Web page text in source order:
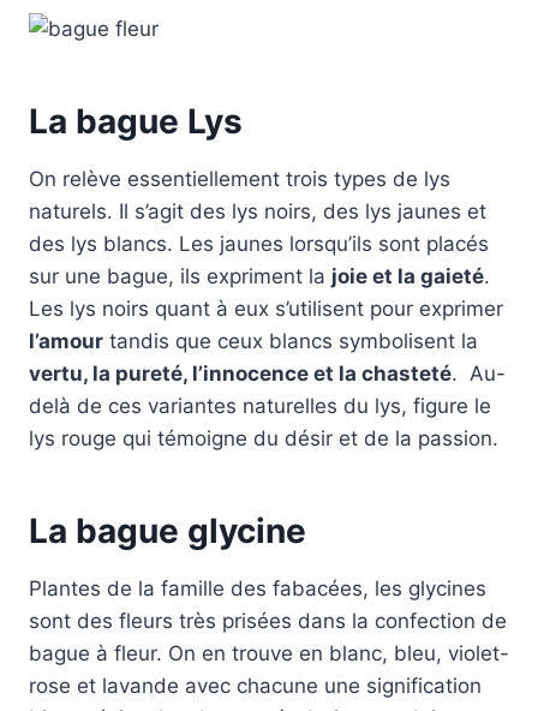
La bague Lys
On relève essentiellement trois types de lys
naturels. Il s’agit des lys noirs, des lys jaunes et
des lys blancs. Les jaunes lorsqu’ils sont placés
sur une bague, ils expriment la joie et la gaieté.
Les lys noirs quant à eux s’utilisent pour exprimer
l’amour tandis que ceux blancs symbolisent la
vertu, la pureté, l’innocence et la chasteté. Au-
delà de ces variantes naturelles du lys, figure le
lys rouge qui témoigne du désir et de la passion.
La bague glycine
Plantes de la famille des fabacées, les glycines
sont des fleurs très prisées dans la confection de
bague à fleur. On en trouve en blanc, bleu, violet-
rose et lavande avec chacune une signification